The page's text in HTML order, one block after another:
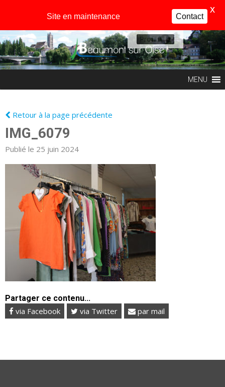
Profil
MENU
Retour à la page précédente
IMG_6079
Publié le 25 juin 2024
Partager ce contenu...
via Facebook via Twitter par mail
Site en maintenance Contact
X